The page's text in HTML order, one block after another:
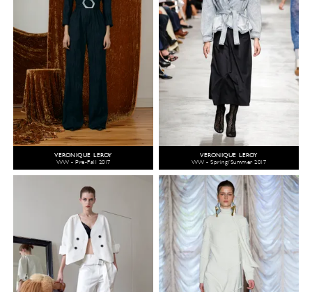
VERONIQUE LEROY
WW - Pre-Fall 2017
VERONIQUE LEROY
WW - Spring/Summer 2017